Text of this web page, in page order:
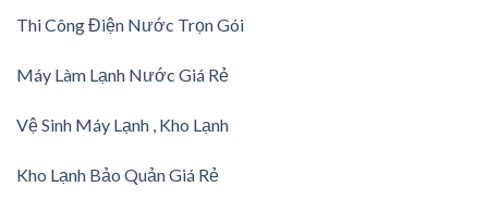
Thi Công Điện Nước Trọn Gói
Máy Làm Lạnh Nước Giá Rẻ
Vệ Sinh Máy Lạnh , Kho Lạnh
Kho Lạnh Bảo Quản Giá Rẻ